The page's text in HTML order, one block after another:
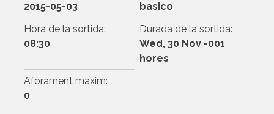
2015-05-03
basico
Hora de la sortida:
08:30
Durada de la sortida:
Wed, 30 Nov -001
hores
Aforament màxim:
0